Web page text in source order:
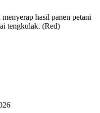
hasil panen petani
tengkulak. (Red)